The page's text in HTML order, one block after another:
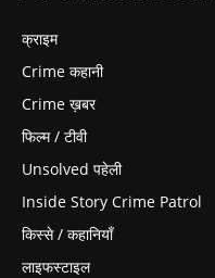
क्राइम
Crime कहानी
Crime ख़बर
फिल्म / टीवी
Unsolved पहेली
Inside Story Crime Patrol
किस्से / कहानियाँ
लाइफस्टाइल